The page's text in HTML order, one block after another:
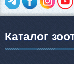
Каталог